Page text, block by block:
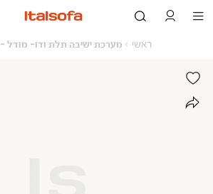
ראשי ראשי
מערכת ישיבה תלת ודו- מודל - Massimo